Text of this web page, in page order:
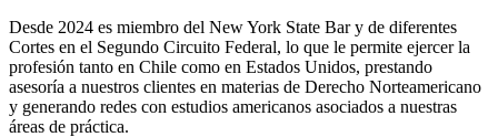
Desde 2024 es miembro del New York State Bar y de diferentes
Cortes en el Segundo Circuito Federal, lo que le permite ejercer la
profesión tanto en Chile como en Estados Unidos, prestando
asesoría a nuestros clientes en materias de Derecho Norteamericano
y generando redes con estudios americanos asociados a nuestras
áreas de práctica.